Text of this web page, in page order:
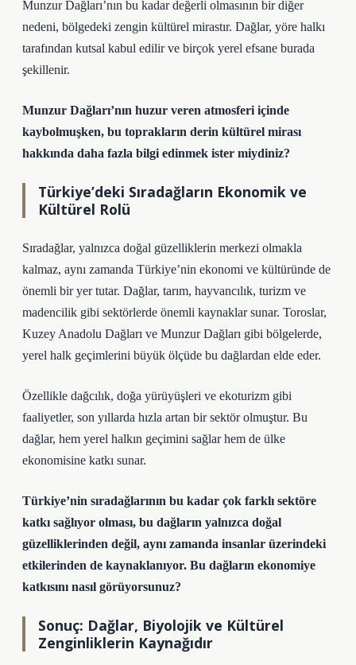
Munzur Dağları’nın bu kadar değerli olmasının bir diğer
nedeni, bölgedeki zengin kültürel mirastır. Dağlar, yöre halkı
tarafından kutsal kabul edilir ve birçok yerel efsane burada
şekillenir.
Munzur Dağları’nın huzur veren atmosferi içinde
kaybolmuşken, bu toprakların derin kültürel mirası
hakkında daha fazla bilgi edinmek ister miydiniz?
Türkiye’deki Sıradağların Ekonomik ve
Kültürel Rolü
Sıradağlar, yalnızca doğal güzelliklerin merkezi olmakla
kalmaz, aynı zamanda Türkiye’nin ekonomi ve kültüründe de
önemli bir yer tutar. Dağlar, tarım, hayvancılık, turizm ve
madencilik gibi sektörlerde önemli kaynaklar sunar. Toroslar,
Kuzey Anadolu Dağları ve Munzur Dağları gibi bölgelerde,
yerel halk geçimlerini büyük ölçüde bu dağlardan elde eder.
Özellikle dağcılık, doğa yürüyüşleri ve ekoturizm gibi
faaliyetler, son yıllarda hızla artan bir sektör olmuştur. Bu
dağlar, hem yerel halkın geçimini sağlar hem de ülke
ekonomisine katkı sunar.
Türkiye’nin sıradağlarının bu kadar çok farklı sektöre
katkı sağlıyor olması, bu dağların yalnızca doğal
güzelliklerinden değil, aynı zamanda insanlar üzerindeki
etkilerinden de kaynaklanıyor. Bu dağların ekonomiye
katkısını nasıl görüyorsunuz?
Sonuç: Dağlar, Biyolojik ve Kültürel
Zenginliklerin Kaynağıdır